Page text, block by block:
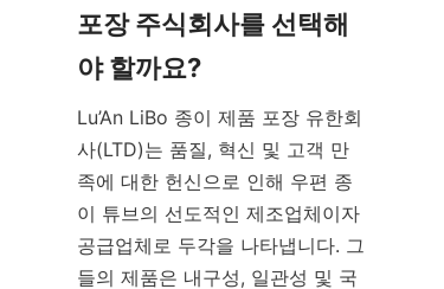
포장 주식회사를 선택해
야 할까요?
Lu’An LiBo 종이 제품 포장 유한회
사(LTD)는 품질, 혁신 및 고객 만
족에 대한 헌신으로 인해 우편 종
이 튜브의 선도적인 제조업체이자
공급업체로 두각을 나타냅니다. 그
들의 제품은 내구성, 일관성 및 국